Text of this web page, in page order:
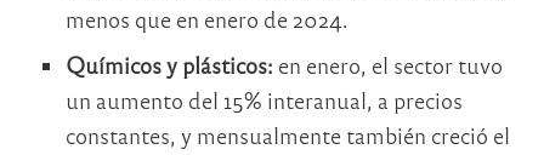
menos que en enero de 2024.
Químicos y plásticos: en enero, el sector tuvo
un aumento del 15% interanual, a precios
constantes, y mensualmente también creció el